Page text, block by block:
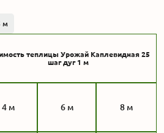
м
теплицы Урожай Каплевидная 25
шаг дуг 1 м
4 м 6 м 8 м